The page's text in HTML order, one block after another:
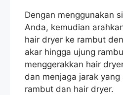
Dengan menggunakan
Anda, kemudian
hair dryer ke rambut
akar hingga ujung
menggerakkan hair
dan menjaga jarak yang
rambut dan hair dryer.